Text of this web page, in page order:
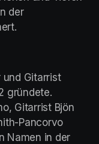
der
und Gitarrist
gründete.
Gitarrist Bjön
Pancorvo
Namen in der